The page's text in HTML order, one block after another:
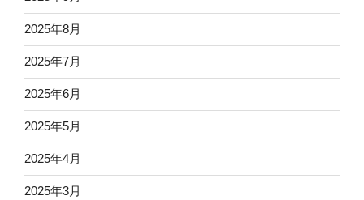
2025年8月
2025年7月
2025年6月
2025年5月
2025年4月
2025年3月